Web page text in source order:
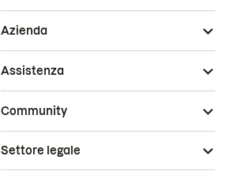
Azienda
Assistenza
Community
Settore legale